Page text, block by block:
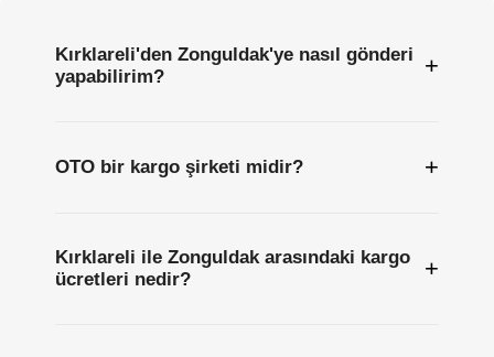
Kırklareli'den Zonguldak'ye nasıl gönderi
yapabilirim?
+
OTO bir kargo şirketi midir? +
Kırklareli ile Zonguldak arasındaki kargo
ücretleri nedir?
+